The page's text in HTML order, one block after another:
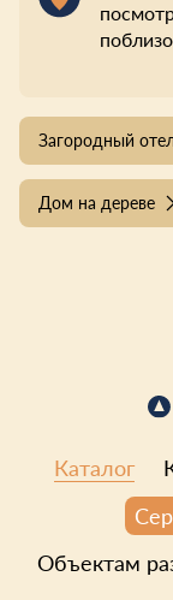
Загородный
Дом на дереве
Каталог
Объектам